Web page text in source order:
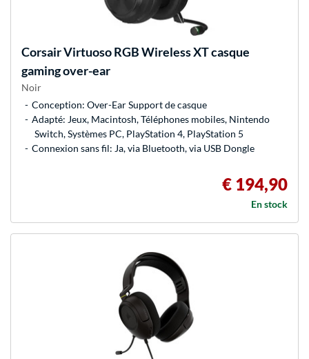
CorsairVirtuoso RGB Wireless XT casque
gaming over-ear
Noir
Conception: Over-Ear Support de casque
Adapté: Jeux, Macintosh, Téléphones mobiles, Nintendo
Switch, Systèmes PC, PlayStation 4, PlayStation 5
Connexion sans fil: Ja, via Bluetooth, via USB Dongle
€ 194,90
En stock